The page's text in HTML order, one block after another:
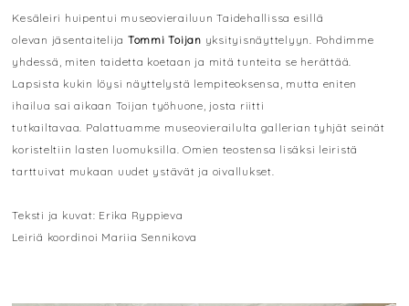
Kesäleiri huipentui museovierailuun Taidehallissa esillä
olevan jäsentaitelija Tommi Toijan yksityisnäyttelyyn. Pohdimme
yhdessä, miten taidetta koetaan ja mitä tunteita se herättää.
Lapsista kukin löysi näyttelystä lempiteoksensa, mutta eniten
ihailua sai aikaan Toijan työhuone, josta riitti
tutkailtavaa. Palattuamme museovierailulta gallerian tyhjät seinät
koristeltiin lasten luomuksilla. Omien teostensa lisäksi leiristä
tarttuivat mukaan uudet ystävät ja oivallukset.
Teksti ja kuvat: Erika Ryppieva
Leiriä koordinoi Mariia Sennikova